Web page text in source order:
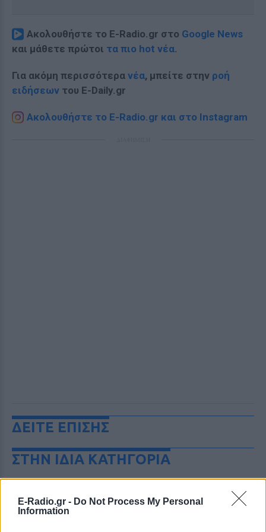
E-Radio.gr - Do Not Process My Personal
Information
Ακολουθήστε το E-Radio.gr στο Google News
και μάθετε πρώτοι τα πιο hot νέα.
Για ακόμη περισσότερα νέα, μπείτε στην ροή
ειδήσεων του E-Daily.gr
Ακολουθήστε το E-Radio.gr και στο Instagram
ΔΕΙΤΕ ΕΠΙΣΗΣ
ΣΤΗΝ ΙΔΙΑ ΚΑΤΗΓΟΡΙΑ
πολίτες στη μεγάλη φωτιά της
Αττικοβοιωτίας ‑